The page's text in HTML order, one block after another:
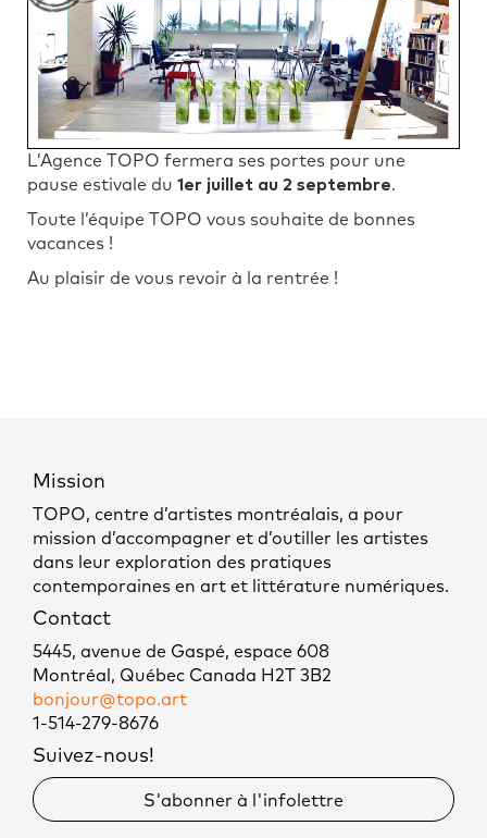
L’Agence TOPO fermera ses portes pour une
pause estivale du 1er juillet au 2 septembre.
Toute l’équipe TOPO vous souhaite de bonnes
vacances !
Au plaisir de vous revoir à la rentrée !
Mission
TOPO, centre d’artistes montréalais, a pour
mission d’accompagner et d’outiller les artistes
dans leur exploration des pratiques
contemporaines en art et littérature numériques.
Contact
5445, avenue de Gaspé, espace 608
Montréal, Québec Canada H2T 3B2
bonjour@topo.art
1-514-279-8676
Suivez-nous!
S'abonner à l'infolettre